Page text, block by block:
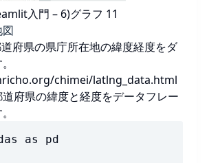
入門 – 6)グラフ 11
府県の県庁所在地の緯度経度をダ
chimei/latlng_data.html
府県の緯度と経度をデータフレー
as pd